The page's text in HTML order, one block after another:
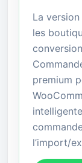
La
les
premium
l’import/